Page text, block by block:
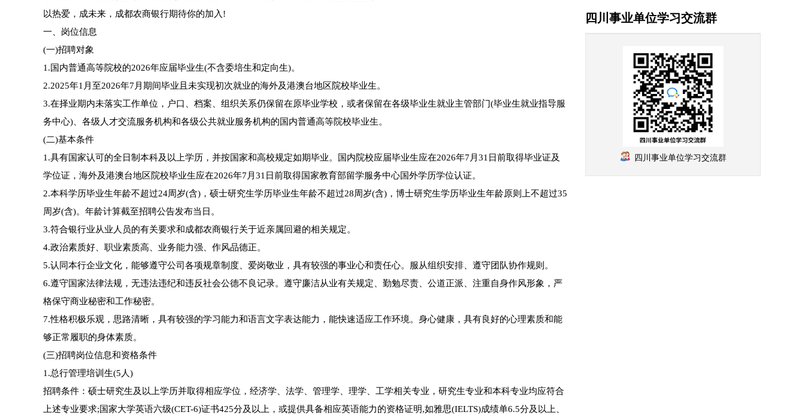
以热爱，成未来，成都农商银行期待你的加入!
一、岗位信息
(一)招聘对象
1.国内普通高等院校的2026年应届毕业生(不含委培生和定向生)。
2.2025年1月至2026年7月期间毕业且未实现初次就业的海外及港澳台地区院校毕业生。
3.在择业期内未落实工作单位，户口、档案、组织关系仍保留在原毕业学校，或者保留在各级毕业生就业主管部门(毕业生就业指导服
务中心)、各级人才交流服务机构和各级公共就业服务机构的国内普通高等院校毕业生。
(二)基本条件
1.具有国家认可的全日制本科及以上学历，并按国家和高校规定如期毕业。国内院校应届毕业生应在2026年7月31日前取得毕业证及
学位证，海外及港澳台地区院校毕业生应在2026年7月31日前取得国家教育部留学服务中心国外学历学位认证。
2.本科学历毕业生年龄不超过24周岁(含)，硕士研究生学历毕业生年龄不超过28周岁(含)，博士研究生学历毕业生年龄原则上不超过35
周岁(含)。年龄计算截至招聘公告发布当日。
3.符合银行业从业人员的有关要求和成都农商银行关于近亲属回避的相关规定。
4.政治素质好、职业素质高、业务能力强、作风品德正。
5.认同本行企业文化，能够遵守公司各项规章制度、爱岗敬业，具有较强的事业心和责任心。服从组织安排、遵守团队协作规则。
6.遵守国家法律法规，无违法违纪和违反社会公德不良记录。遵守廉洁从业有关规定、勤勉尽责、公道正派、注重自身作风形象，严
格保守商业秘密和工作秘密。
7.性格积极乐观，思路清晰，具有较强的学习能力和语言文字表达能力，能快速适应工作环境。身心健康，具有良好的心理素质和能
够正常履职的身体素质。
(三)招聘岗位信息和资格条件
1.总行管理培训生(5人)
招聘条件：硕士研究生及以上学历并取得相应学位，经济学、法学、管理学、理学、工学相关专业，研究生专业和本科专业均应符合
上述专业要求;国家大学英语六级(CET-6)证书425分及以上，或提供具备相应英语能力的资格证明,如雅思(IELTS)成绩单6.5分及以上、
四川事业单位学习交流群
四川事业单位学习交流群